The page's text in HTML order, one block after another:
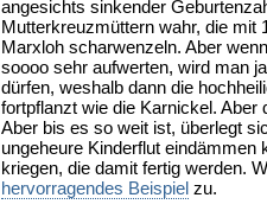
angesichts sinkender
Mutterkreuzmüttern wahr, die mit
Marxloh scharwenzeln. Aber
soooo sehr aufwerten, wird man
dürfen, weshalb dann die
fortpflanzt wie die Karnickel.
Aber bis es so weit ist, überlegt
ungeheure Kinderflut eindämmen
kriegen, die damit fertig werden.
hervorragendes Beispiel zu.